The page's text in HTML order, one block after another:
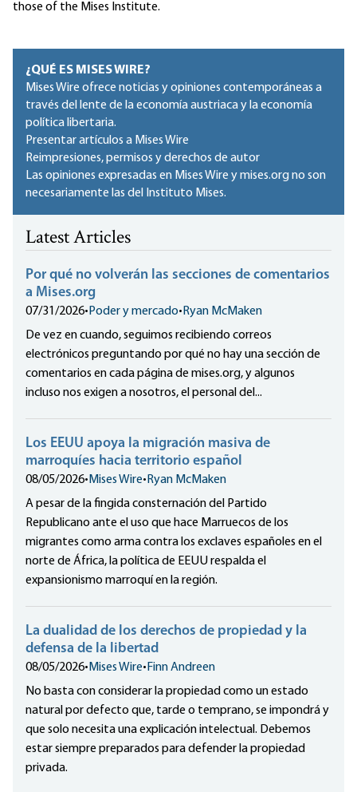
those of the Mises Institute.
¿QUÉ ES MISES WIRE?
Mises Wire ofrece noticias y opiniones contemporáneas a
través del lente de la economía austriaca y la economía
política libertaria.
Presentar artículos a Mises Wire
Reimpresiones, permisos y derechos de autor
Las opiniones expresadas en Mises Wire y mises.org no son
necesariamente las del Instituto Mises.
Latest Articles
Por qué no volverán las secciones de comentarios
a Mises.org
07/31/2026• Poder y mercado• Ryan McMaken
De vez en cuando, seguimos recibiendo correos
electrónicos preguntando por qué no hay una sección de
comentarios en cada página de mises.org, y algunos
incluso nos exigen a nosotros, el personal del...
Los EEUU apoya la migración masiva de
marroquíes hacia territorio español
08/05/2026• Mises Wire• Ryan McMaken
A pesar de la fingida consternación del Partido
Republicano ante el uso que hace Marruecos de los
migrantes como arma contra los exclaves españoles en el
norte de África, la política de EEUU respalda el
expansionismo marroquí en la región.
La dualidad de los derechos de propiedad y la
defensa de la libertad
08/05/2026• Mises Wire• Finn Andreen
No basta con considerar la propiedad como un estado
natural por defecto que, tarde o temprano, se impondrá y
que solo necesita una explicación intelectual. Debemos
estar siempre preparados para defender la propiedad
privada.